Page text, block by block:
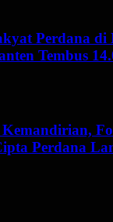
Perdana
Tembus
Perdana